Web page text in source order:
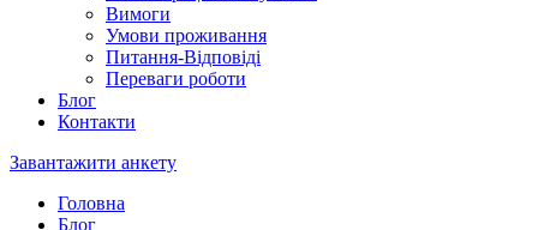
Вимоги
Умови проживання
Питання-Відповіді
Переваги роботи
Блог
Контакти
Завантажити анкету
Головна
Блог